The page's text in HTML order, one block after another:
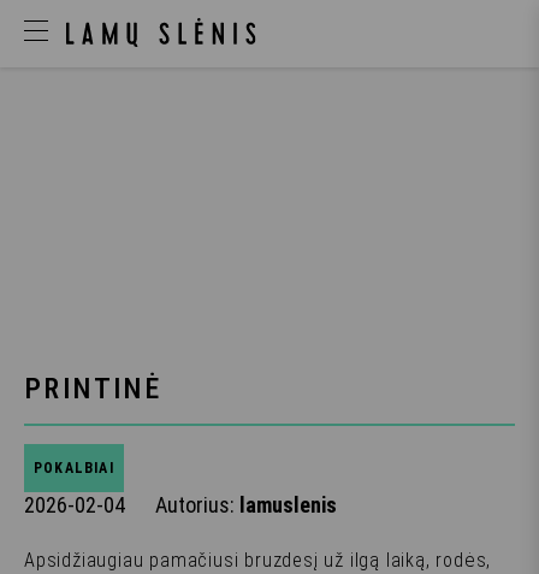
PRINTINĖ
POKALBIAI
2026-02-04 Autorius: lamuslenis
Apsidžiaugiau pamačiusi bruzdesį už ilgą laiką, rodės,